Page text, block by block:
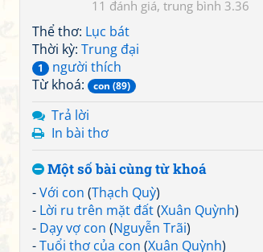
11 3.36
Thể thơ: Lục bát
Thời kỳ: Trung đại
1
người thích
Từ khoá:
con (89)
Trả lời
In bài thơ
Một số bài cùng từ khoá
-Với con (Thạch Quỳ)
- Lời ru trên mặt đất(Xuân Quỳnh)
- Dạy vợ con (Nguyễn Trãi)
-Tuổi thơ của con (Xuân Quỳnh)